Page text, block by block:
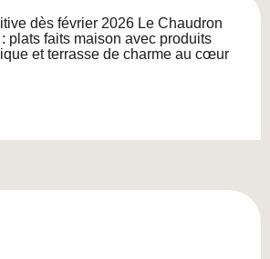
dès février 2026 Le Chaudron
plats faits maison avec produits
et terrasse de charme au cœur